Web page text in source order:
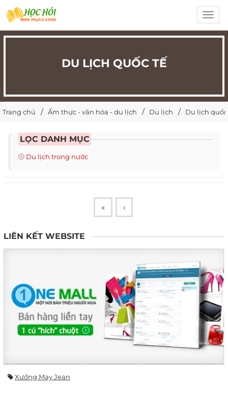
DU LỊCH QUỐC TẾ
Trang chủ Ẩm thực - văn hóa - du lịch Du lịch Du lịch
LỌC DANH MỤC
Du lịch trong nước
« ‹
LIÊN KẾT WEBSITE
Xưởng May Jean